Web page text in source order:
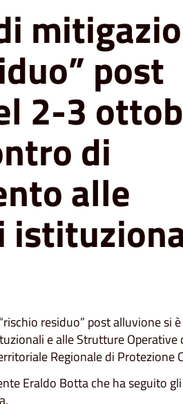
post
2-3
di
alle
residuo” post alluvione si
e alle Strutture Operative
Regionale di Protezione
Eraldo Botta che ha seguito